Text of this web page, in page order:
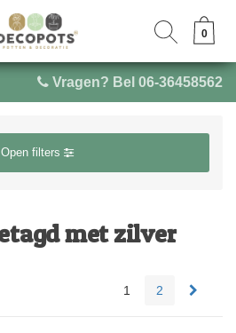
Vragen? Bel 06-36458562
0
0
Open filters
met zilver
1 2